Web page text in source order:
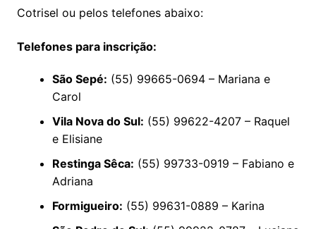
Cotrisel ou pelos telefones abaixo:
Telefones para inscrição:
São Sepé: (55) 99665-0694 – Mariana e
Carol
Vila Nova do Sul: (55) 99622-4207 – Raquel
e Elisiane
Restinga Sêca: (55) 99733-0919 – Fabiano e
Adriana
Formigueiro: (55) 99631-0889 – Karina